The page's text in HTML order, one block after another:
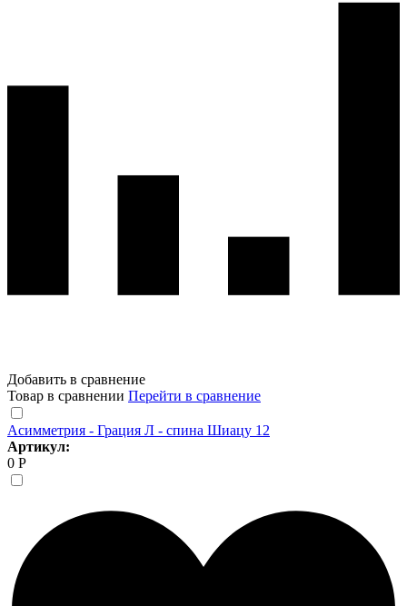
Добавить в сравнение
Товар в сравнении Перейти в сравнение
Асимметрия - Грация Л - спина Шиацу 12
Артикул:
0 Р